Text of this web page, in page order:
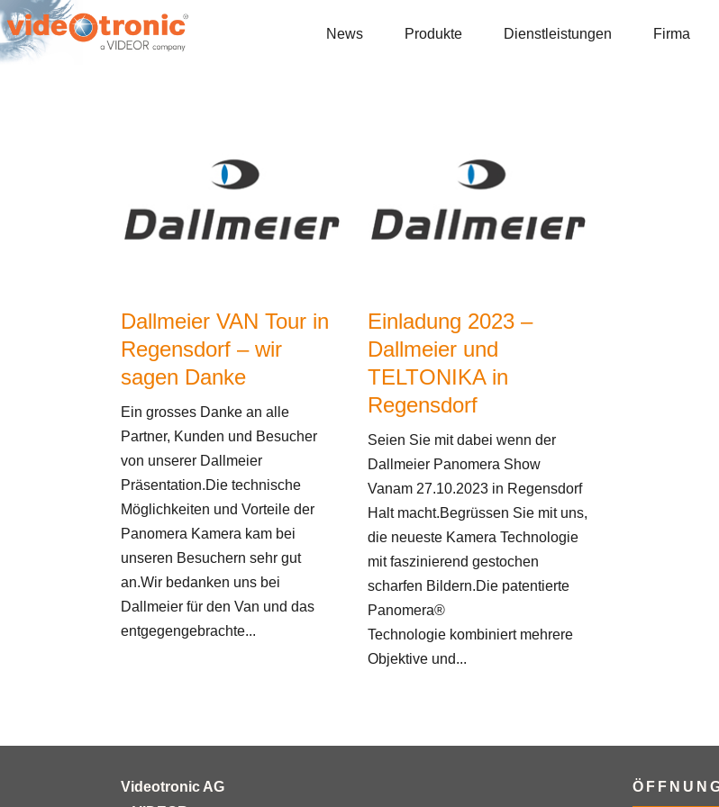
News Produkte Dienstleistungen Firma
Dallmeier VAN Tour in
Regensdorf – wir
sagen Danke
Ein grosses Danke an alle
Partner, Kunden und Besucher
von unserer Dallmeier
Präsentation.Die technische
Möglichkeiten und Vorteile der
Panomera Kamera kam bei
unseren Besuchern sehr gut
an.Wir bedanken uns bei
Dallmeier für den Van und das
entgegengebrachte...
Einladung 2023 –
Dallmeier und
TELTONIKA in
Regensdorf
Seien Sie mit dabei wenn der
Dallmeier Panomera Show
Vanam 27.10.2023 in Regensdorf
Halt macht.Begrüssen Sie mit uns,
die neueste Kamera Technologie
mit faszinierend gestochen
scharfen Bildern.Die patentierte
Panomera®
Technologie kombiniert mehrere
Objektive und...
Videotronic AG